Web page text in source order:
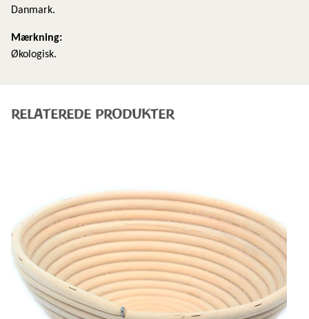
Danmark.
Mærkning:
Økologisk.
RELATEREDE PRODUKTER